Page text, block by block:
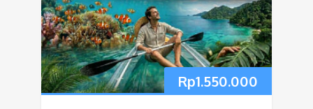
Rp1.550.000